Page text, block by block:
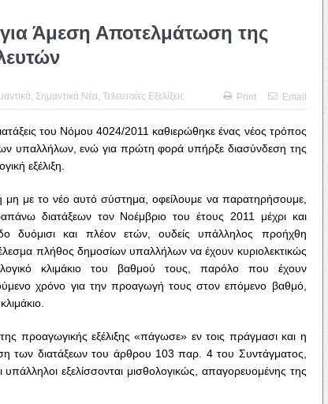
Άμεση Αποτελμάτωση της
Σημαντικά Νέα Τελευταίες Εξελίξεις Print Email
του Νόμου 4024/2011 καθιερώθηκε ένας νέος τρόπος
υπαλλήλων, ενώ για πρώτη φορά υπήρξε διασύνδεση της
εξέλιξη.
με το νέο αυτό σύστημα, οφείλουμε να παρατηρήσουμε,
διατάξεων τον Νοέμβριο του έτους 2011 μέχρι και
δυόμισι και πλέον ετών, ουδείς υπάλληλος προήχθη
πλήθος δημοσίων υπαλλήλων να έχουν κυριολεκτικώς
κλιμάκιο του βαθμού τους, παρόλο που έχουν
χρόνο για την προαγωγή τους στον επόμενο βαθμό,
προαγωγικής εξέλιξης «πάγωσε» εν τοις πράγμασι και η
των διατάξεων του άρθρου 103 παρ. 4 του Συντάγματος,
εξελίσσονται μισθολογικώς, απαγορευομένης της